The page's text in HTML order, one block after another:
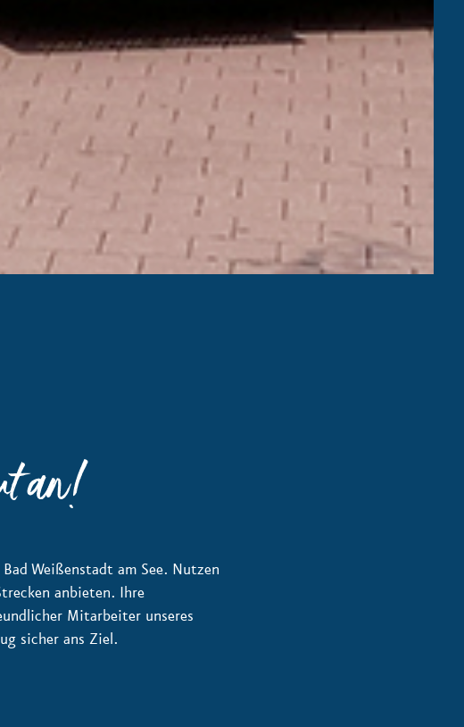
an!
Weißenstadt am See. Nutzen
anbieten. Ihre
Mitarbeiter unseres
sicher ans Ziel.